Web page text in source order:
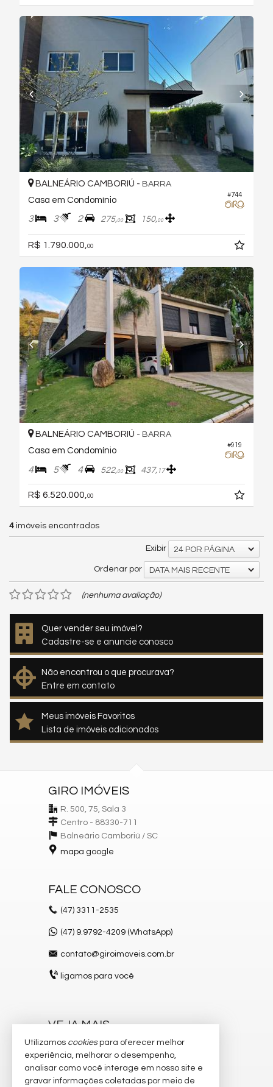
#744
BALNEÁRIO CAMBORIÚ - BARRA
Casa em Condomínio
3 3 2 275,00 150,00
R$ 1.790.000, 00
#919
BALNEÁRIO CAMBORIÚ - BARRA
Casa em Condomínio
4 5 4 522,00 437, 17
R$ 6.520.000,00
4 imóveis encontrados
Exibir 24 POR PÁGINA
Ordenar por DATA MAIS RECENTE
(nenhuma avaliação)
Quer vender seu imóvel?
Cadastre-se e anuncie conosco
Não encontrou o que procurava?
Entre em contato
Meus imóveis Favoritos
Lista de imóveis adicionados
GIRO IMÓVEIS
R. 500, 75, Sala 3
Centro - 88330-711
Balneário Camboriú / SC
mapa google
FALE CONOSCO
(47) 3311-2535
(47) 9.9792-4209 (WhatsApp)
contato@giroimoveis.com.br
ligamos para você
VEJA MAIS
receba nosso newsletter
indicadores financeiros
Utilizamos cookiespara oferecer melhor
experiência, melhorar o desempenho,
analisar como você interage em nosso site e
gravar informações coletadas por meio de